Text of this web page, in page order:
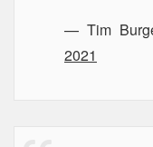
— Tim
2021